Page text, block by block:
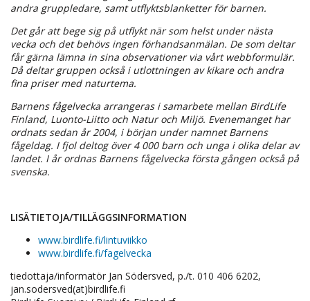
andra gruppledare, samt utflyktsblanketter för barnen.
Det går att bege sig på utflykt när som helst under nästa
vecka och det behövs ingen förhandsanmälan. De som deltar
får gärna lämna in sina observationer via vårt webbformulär.
Då deltar gruppen också i utlottningen av kikare och andra
fina priser med naturtema.
Barnens fågelvecka arrangeras i samarbete mellan BirdLife
Finland, Luonto-Liitto och Natur och Miljö. Evenemanget har
ordnats sedan år 2004, i början under namnet Barnens
fågeldag. I fjol deltog över 4 000 barn och unga i olika delar av
landet. I år ordnas Barnens fågelvecka första gången också på
svenska.
LISÄTIETOJA/TILLÄGGSINFORMATION
www.birdlife.fi/lintuviikko
www.birdlife.fi/fagelvecka
tiedottaja/informatör Jan Södersved, p./t. 010 406 6202,
jan.sodersved(at)birdlife.fi